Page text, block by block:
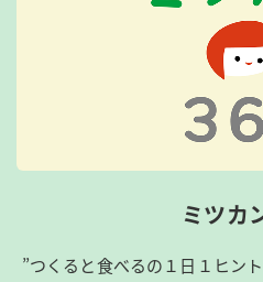
ミツカ
”つくると食べるの１日１ヒン